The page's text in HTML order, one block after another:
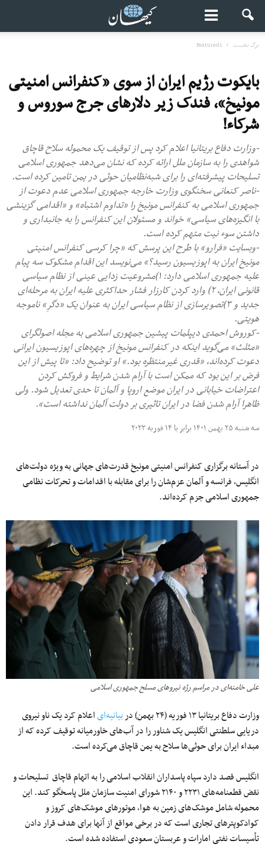
برگ نخست Featured1
بایکوت رژیم ایران از سوی «کنفرانس امنیتی
مونیخ»، فندک زیر دلارهای جرج سوروس و
شرکاء!
-وزارت دفاع بریتانیا اعلام کرد پس از توقیف یک محموله سلاح قاچاق
شواهدی را به سازمان ملل ارائه کرده که نشان می‌دهد جمهوری اسلامی
تسلیحات پیشرفته‌ای را برای شبه‌نظامیان حوثی در یمن تامین کرده است.
-ناصر کنعانی سخنگوی وزارت خارجه جمهوری اسلامی عدم دعوت از
جمهوری اسلامی به کنفرانس مونیخ را «تداوم اشتباه» و «اقدامی گزینشی
با انگیزه‌های سیاسی»‌ خواند و مسئولان این کنفرانس را به جانبداری و
داشتن سوء نیت متهم کرده است.
-وبسایت «فرارو» با طرح این پرسش که «چرا کرسی کنفرانس امنیتی
مونیخ ایران به اپوزیسیون رسید؟» می‌نویسد این اقدام مشکوک سه پیام
علیه جمهوری اسلامی دارد: ۱)مشروعیت زدایی عینی از نظام سیاسی
قانونی ایران، ۲) وارد کردن کارزار فشار حداکثری علیه ایران به مرحله‌ای
جدید و ۳)تصویرسازی از نظام سیاسی ایران به عنوان یک «دگرِ» ناموجه
هویتی.
-کوروش احمدی دیپلمات پیشین جمهوری اسلامی به مجله اصولگرای
«مثلث» می‌گوید اینکه در کنفرانس مونیخ از چهره‌های اپوزیسیون ایرانی
دعوت کرده‌اند، «قدری غیرمنتظره بود.» او توضیح داد: «تا پیش از این
فرض بر این بود که ممکن است با آرام شدن شرایط و فروکش کردن
اعتراضات خیابانی در ایران موضع اروپا و آلمان تا حدی تعدیل شود. ولی
ظاهرا آرام شدن فضا در ایران تاثیری بر دولت آلمان نداشته است».
سه شنبه ۲۵ بهمن ۱۴۰۱ برابر با ۱۴ فوریه ۲۰۲۳
در آستانه برگزاری کنفرانس امنیتی مونیخ قدرت‌های جهانی به ویژه دولت‌های
انگلیس، فرانسه و آلمان عزم‌شان را برای مقابله با اقدامات و تحرکات نظامی
جمهوری اسلامی جزم کرده‌اند.
علی خامنه‌ای در مراسم رژه نیروهای مسلح جمهوری اسلامی
وزارت دفاع بریتانیا ۱۳ فوریه (۲۴ بهمن) در بیانیه‌ایاعلام کرد یک ناو نیروی
دریایی سلطنتی انگلیس یک شناور را در آب‌های خاورمیانه توقیف کرده که از
مبداء ایران برای حوثی‌ها سلاح به یمن قاچاق می‌کرده است.
انگلیس قصد دارد سپاه پاسداران انقلاب اسلامی را به اتهام قاچاق تسلیحات و
نقض قطعنامه‌های ۲۲۳۱ و ۲۱۴۰ شورای امنیت سازمان ملل پاسخگو کند. این
محموله شامل موشک‌های زمین به هوا، موتورهای موشک‌های کروز و
کوادکوپترهای تجاری است که در برخی مواقع از آنها برای هدف قرار دادن
تأسیسات نفتی امارات و عربستان سعودی استفاده شده است.